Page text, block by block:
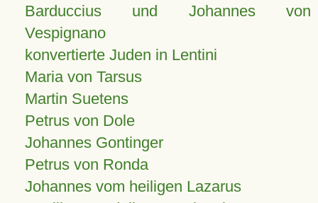
Barduccius und Johannes von
Vespignano
konvertierte Juden in Lentini
Maria von Tarsus
Martin Suetens
Petrus von Dole
Johannes Gontinger
Petrus von Ronda
Johannes vom heiligen Lazarus